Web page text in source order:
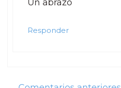
Un abrazo
Responder